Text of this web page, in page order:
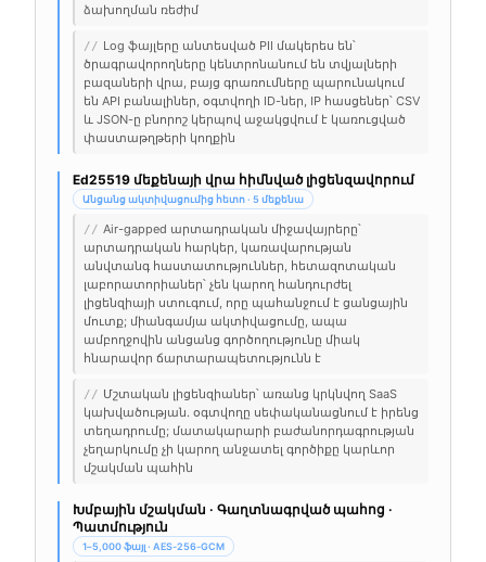
ձախողման ռեժիմ
// Log ֆայլերը անտեսված PII մակերես են՝
ծրագրավորողները կենտրոնանում են տվյալների
բազաների վրա, բայց գրառումները պարունակում
են API բանալիներ, օգտվողի ID-ներ, IP հասցեներ՝ CSV
և JSON-ը բնորոշ կերպով աջակցվում է կառուցված
փաստաթղթերի կողքին
Ed25519 մեքենայի վրա հիմնված լիցենզավորում
Անցանց ակտիվացումից հետո · 5 մեքենա
// Air-gapped արտադրական միջավայրերը՝
արտադրական հարկեր, կառավարության
անվտանգ հաստատություններ, հետազոտական
լաբորատորիաներ՝ չեն կարող հանդուրժել
լիցենզիայի ստուգում, որը պահանջում է ցանցային
մուտք; միանգամյա ակտիվացումը, ապա
ամբողջովին անցանց գործողությունը միակ
հնարավոր ճարտարապետությունն է
// Մշտական լիցենզիաներ՝ առանց կրկնվող SaaS
կախվածության. օգտվողը սեփականացնում է իրենց
տեղադրումը; մատակարարի բաժանորդագրության
չեղարկումը չի կարող անջատել գործիքը կարևոր
մշակման պահին
Խմբային մշակման · Գաղտնագրված պահոց ·
Պատմություն
1–5,000 ֆայլ · AES-256-GCM